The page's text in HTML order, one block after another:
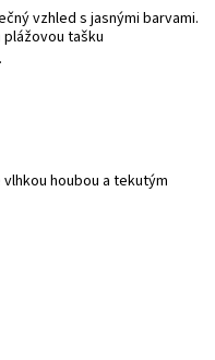
vzhled s jasnými barvami.
tašku
houbou a tekutým